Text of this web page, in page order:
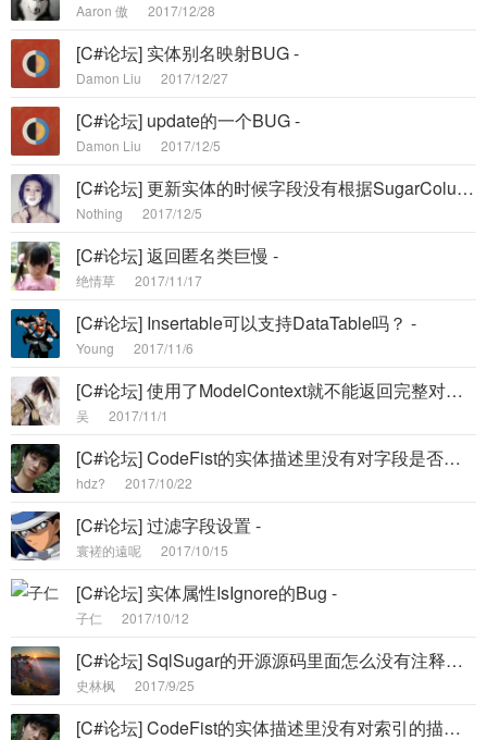
Aaron 傲 2017/12/28
[C#论坛] 实体别名映射BUG -
Damon Liu 2017/12/27
[C#论坛] update的一个BUG -
Damon Liu 2017/12/5
[C#论坛] 更新实体的时候字段没有根据SugarColumn 生成sql语句 -
Nothing 2017/12/5
[C#论坛] 返回匿名类巨慢 -
绝情草 2017/11/17
[C#论坛] Insertable可以支持DataTable吗？ -
Young 2017/11/6
[C#论坛] 使用了ModelContext就不能返回完整对象合集 -
吴 2017/11/1
[C#论坛] CodeFist的实体描述里没有对字段是否为索引或索引名称的描述，导致用代码创建数据库没有时不能创建索引，能否提供方法？ -
hdz? 2017/10/22
[C#论坛] 过滤字段设置 -
寰褨的遠呢 2017/10/15
[C#论坛] 实体属性IsIgnore的Bug -
子仁 2017/10/12
[C#论坛] SqlSugar的开源源码里面怎么没有注释呢？ -
史林枫 2017/9/25
[C#论坛] CodeFist的实体描述里没有对索引的描述，导致用代码创建数据库没有时不能创建索引，能否提供方法？ -